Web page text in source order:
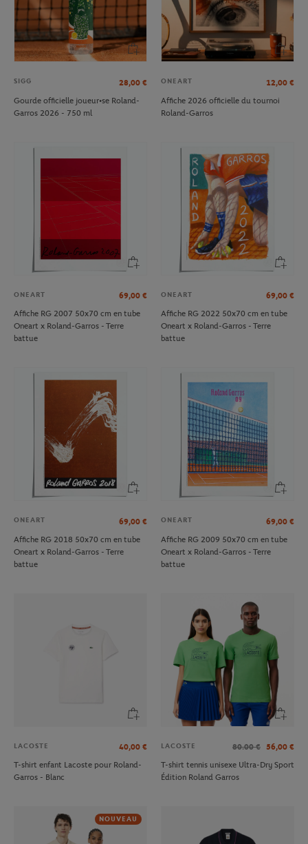
SIGG 28,00 €
Gourde officielle joueur•se Roland-
Garros 2026 - 750 ml
ONEART 12,00 €
Affiche 2026 officielle du tournoi
Roland-Garros
ONEART 69,00 €
Affiche RG 2007 50x70 cm en tube
Oneart x Roland-Garros - Terre
battue
ONEART 69,00 €
Affiche RG 2022 50x70 cm en tube
Oneart x Roland-Garros - Terre
battue
ONEART 69,00 €
Affiche RG 2018 50x70 cm en tube
Oneart x Roland-Garros - Terre
battue
ONEART 69,00 €
Affiche RG 2009 50x70 cm en tube
Oneart x Roland-Garros - Terre
battue
LACOSTE 40,00 €
T-shirt enfant Lacoste pour Roland-
Garros - Blanc
LACOSTE 80.00 € 56,00 €
T-shirt tennis unisexe Ultra-Dry Sport
Édition Roland Garros
NOUVEAU